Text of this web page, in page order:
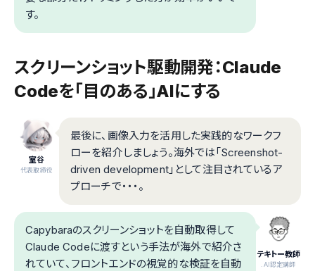
す。
スクリーンショット駆動開発：Claude
Codeを「目のある」AIにする
室谷
代表取締役
最後に、画像入力を活用した実践的なワークフ
ローを紹介しましょう。海外では「Screenshot-
driven development」として注目されているア
プローチで・・・。
テキトー教師
.AI認定講師
Capybaraのスクリーンショットを自動取得して
Claude Codeに渡すという手法が海外で紹介さ
れていて、フロントエンドの視覚的な検証を自動